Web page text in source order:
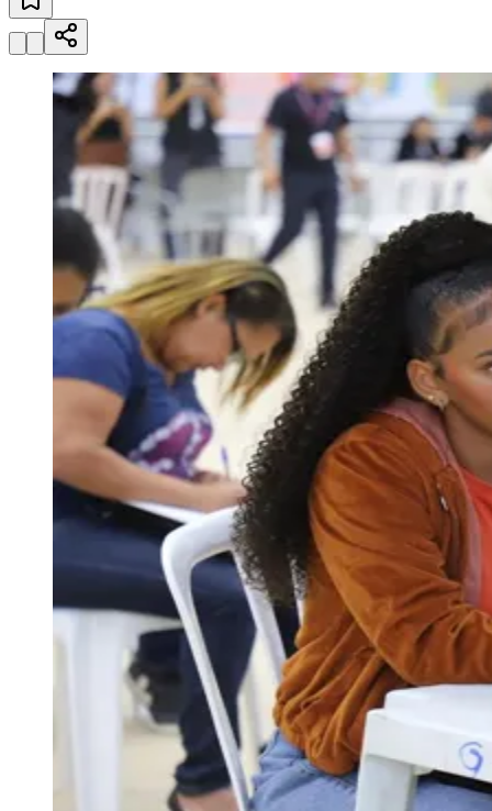
Newsletter Bom Dia Barueri
Resultados das Loterias
Clima e Previsão do Tempo
Explore Barueri
Guia de Empresas
Publicidade Anuncie Aqui
Emprego & Carreira Seguir 1
min de leitura
Emprego & Carreira
Feirão de Empregos de Barueri terá mais
de 1.800 vagas no dia 30 de junho
Evento no Ginásio José Corrêa reunirá 18
empresas, com oportunidades para PCDs,
jovens aprendizes e candidatos
sem experiência
17 de junho de 2026 às 12:28